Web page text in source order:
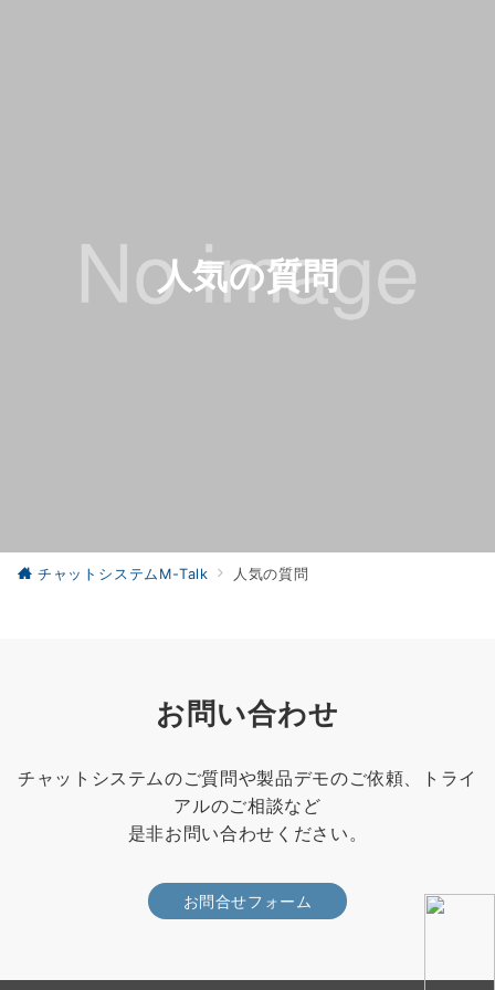
人気の質問
チャットシステムM-Talk 人気の質問
お問い合わせ
チャットシステムのご質問や製品デモのご依頼、トライ
アルのご相談など
是非お問い合わせください。
お問合せフォーム